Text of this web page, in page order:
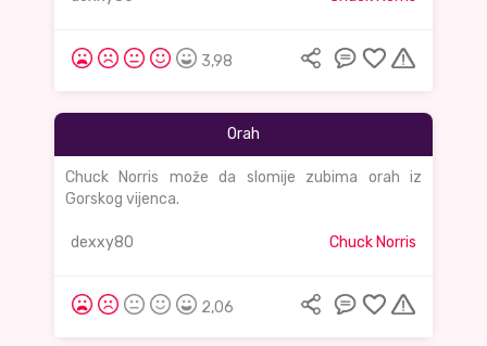
3,98
Orah
Chuck Norris može da slomije zubima orah iz
Gorskog vijenca.
dexxy80 Chuck Norris
2,06